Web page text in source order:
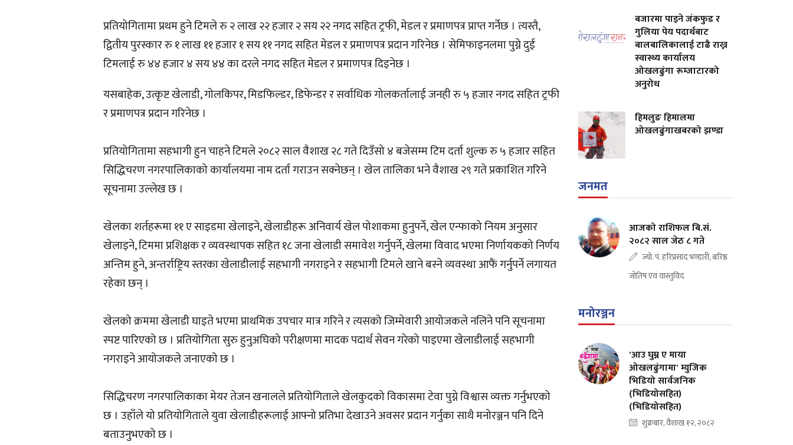
प्रतियोगितामा प्रथम हुने टिमले रु २ लाख २२ हजार २ सय २२ नगद सहित ट्रफी, मेडल र प्रमाणपत्र प्राप्त गर्नेछ । त्यस्तै,
द्वितीय पुरस्कार रु १ लाख ११ हजार १ सय ११ नगद सहित मेडल र प्रमाणपत्र प्रदान गरिनेछ । सेमिफाइनलमा पुग्ने दुई
टिमलाई रु ४४ हजार ४ सय ४४ का दरले नगद सहित मेडल र प्रमाणपत्र दिइनेछ ।
यसबाहेक, उत्कृष्ट खेलाडी, गोलकिपर, मिडफिल्डर, डिफेन्डर र सर्वाधिक गोलकर्तालाई जनही रु ५ हजार नगद सहित ट्रफी
र प्रमाणपत्र प्रदान गरिनेछ ।
प्रतियोगितामा सहभागी हुन चाहने टिमले २०८२ साल वैशाख २८ गते दिउँसो ४ बजेसम्म टिम दर्ता शुल्क रु ५ हजार सहित
सिद्धिचरण नगरपालिकाको कार्यालयमा नाम दर्ता गराउन सक्नेछन् । खेल तालिका भने वैशाख २९ गते प्रकाशित गरिने
सूचनामा उल्लेख छ ।
खेलका शर्तहरूमा ११ ए साइडमा खेलाइने, खेलाडीहरू अनिवार्य खेल पोशाकमा हुनुपर्ने, खेल एन्फाको नियम अनुसार
खेलाइने, टिममा प्रशिक्षक र व्यवस्थापक सहित १८ जना खेलाडी समावेश गर्नुपर्ने, खेलमा विवाद भएमा निर्णायकको निर्णय
अन्तिम हुने, अन्तर्राष्ट्रिय स्तरका खेलाडीलाई सहभागी नगराइने र सहभागी टिमले खाने बस्ने व्यवस्था आफैं गर्नुपर्ने लगायत
रहेका छन् ।
खेलको क्रममा खेलाडी घाइते भएमा प्राथमिक उपचार मात्र गरिने र त्यसको जिम्मेवारी आयोजकले नलिने पनि सूचनामा
स्पष्ट पारिएको छ । प्रतियोगिता सुरु हुनुअघिको परीक्षणमा मादक पदार्थ सेवन गरेको पाइएमा खेलाडीलाई सहभागी
नगराइने आयोजकले जनाएको छ ।
सिद्धिचरण नगरपालिकाका मेयर तेजन खनालले प्रतियोगिताले खेलकुदको विकासमा टेवा पुग्ने विश्वास व्यक्त गर्नुभएको
छ । उहाँले यो प्रतियोगिताले युवा खेलाडीहरूलाई आफ्नो प्रतिभा देखाउने अवसर प्रदान गर्नुका साथै मनोरञ्जन पनि दिने
बताउनुभएको छ ।
बजारमा पाइने जंकफुड र
गुलिया पेय पदार्थबाट
बालबालिकालाई टाढै राख्न
स्वास्थ्य कार्यालय
ओखलढुंगा रूम्जाटारको
अनुरोध
हिमलुङ हिमालमा
ओखलढुंगाखबरको झण्डा
जनमत
आजको राशिफल बि.सं.
२०८२ साल जेठ ८ गते
ज्यो. पं. हरिप्रसाद भण्डारी, बरिष्ठ
जोतिष एवं वास्तुविद
मनोरञ्जन
'आउ घुम्न ए माया
ओखलढुंगामा' म्युजिक
भिडियो सार्वजनिक
(भिडियोसहित)
(भिडियोसहित)
शुक्रबार, वैशाख १२, २०८२